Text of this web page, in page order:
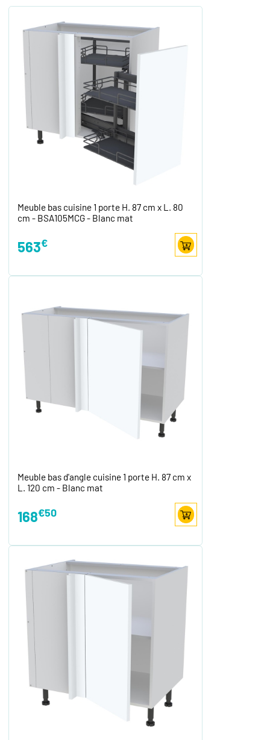
Meuble bas cuisine 1 porte H. 87 cm x L. 80
cm - BSA105MCG - Blanc mat
563€
Meuble bas d'angle cuisine 1 porte H. 87 cm x
L. 120 cm - Blanc mat
168€50